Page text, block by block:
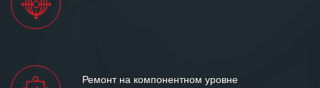
Ремонт на компонентном уровне